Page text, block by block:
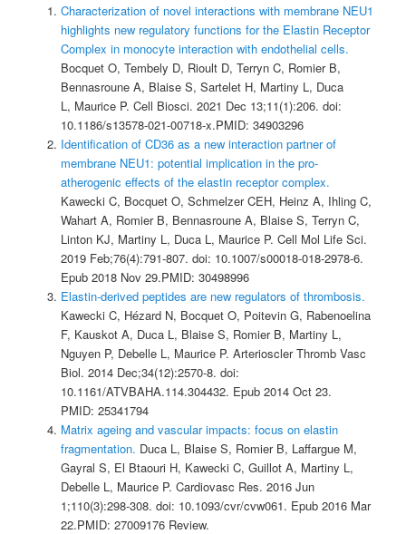
Characterization of novel interactions with membrane NEU1
highlights new regulatory functions for the Elastin Receptor
Complex in monocyte interaction with endothelial cells.
Bocquet O, Tembely D, Rioult D, Terryn C, Romier B,
Bennasroune A, Blaise S, Sartelet H, Martiny L, Duca
L, Maurice P. Cell Biosci. 2021 Dec 13;11(1):206. doi:
10.1186/s13578-021-00718-x.PMID: 34903296
Identification of CD36 as a new interaction partner of
membrane NEU1: potential implication in the pro-
atherogenic effects of the elastin receptor complex.
Kawecki C, Bocquet O, Schmelzer CEH, Heinz A, Ihling C,
Wahart A, Romier B, Bennasroune A, Blaise S, Terryn C,
Linton KJ, Martiny L, Duca L, Maurice P. Cell Mol Life Sci.
2019 Feb;76(4):791-807. doi: 10.1007/s00018-018-2978-6.
Epub 2018 Nov 29.PMID: 30498996
Elastin-derived peptides are new regulators of thrombosis.
Kawecki C, Hézard N, Bocquet O, Poitevin G, Rabenoelina
F, Kauskot A, Duca L, Blaise S, Romier B, Martiny L,
Nguyen P, Debelle L, Maurice P. Arterioscler Thromb Vasc
Biol. 2014 Dec;34(12):2570-8. doi:
10.1161/ATVBAHA.114.304432. Epub 2014 Oct 23.
PMID: 25341794
Matrix ageing and vascular impacts: focus on elastin
fragmentation. Duca L, Blaise S, Romier B, Laffargue M,
Gayral S, El Btaouri H, Kawecki C, Guillot A, Martiny L,
Debelle L, Maurice P. Cardiovasc Res. 2016 Jun
1;110(3):298-308. doi: 10.1093/cvr/cvw061. Epub 2016 Mar
22.PMID: 27009176 Review.